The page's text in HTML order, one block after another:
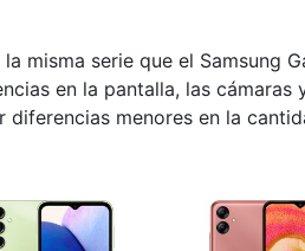
misma serie que el Samsung
en la pantalla, las
menores en la